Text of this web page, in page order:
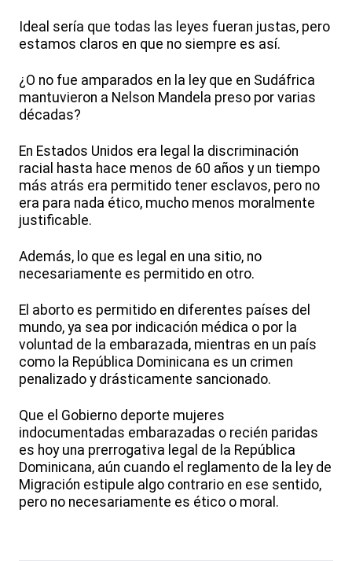
Ideal sería que todas las leyes fueran justas, pero
estamos claros en que no siempre es así.
¿O no fue amparados en la ley que en Sudáfrica
mantuvieron a Nelson Mandela preso por varias
décadas?
En Estados Unidos era legal la discriminación
racial hasta hace menos de 60 años y un tiempo
más atrás era permitido tener esclavos, pero no
era para nada ético, mucho menos moralmente
justificable.
Además, lo que es legal en una sitio, no
necesariamente es permitido en otro.
El aborto es permitido en diferentes países del
mundo, ya sea por indicación médica o por la
voluntad de la embarazada, mientras en un país
como la República Dominicana es un crimen
penalizado y drásticamente sancionado.
Que el Gobierno deporte mujeres
indocumentadas embarazadas o recién paridas
es hoy una prerrogativa legal de la República
Dominicana, aún cuando el reglamento de la ley de
Migración estipule algo contrario en ese sentido,
pero no necesariamente es ético o moral.